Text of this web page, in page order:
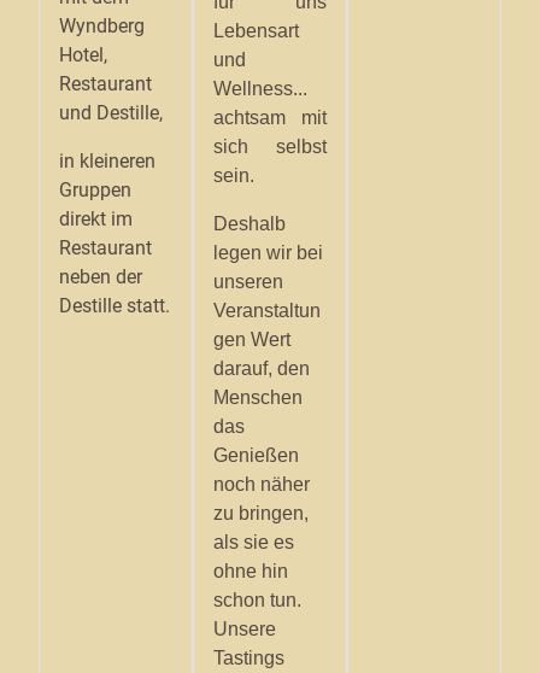
Wyndberg
Hotel,
Restaurant
und Destille,
in kleineren
Gruppen
direkt im
Restaurant
neben der
Destille statt.
Lebensart
und
Wellness...
achtsam mit
sich selbst
sein.
Deshalb
legen wir bei
unseren
Veranstaltun
gen Wert
darauf, den
Menschen
das
Genießen
noch näher
zu bringen,
als sie es
ohne hin
schon tun.
Unsere
Tastings